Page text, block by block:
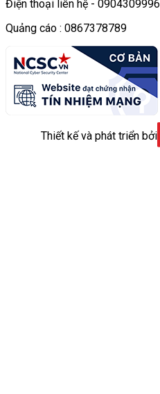
Điện thoại liên hệ - 0904309996
Quảng cáo : 0867378789
Thiết kế và phát triển bởi